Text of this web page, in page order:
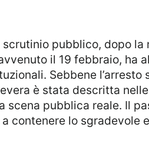
il 19 febbraio, ha
Sebbene
è stata descritta
pubblica reale. Il
contenere lo sgradevole